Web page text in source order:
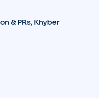
& PRs, Khyber